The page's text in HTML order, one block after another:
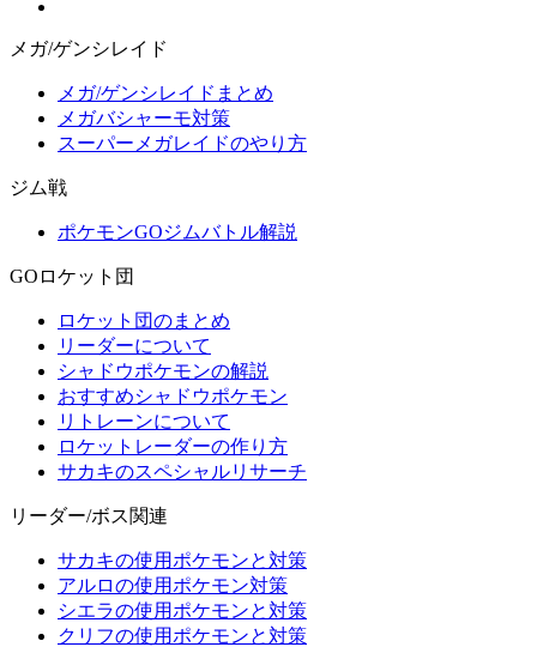
メガ/ゲンシレイド
メガ/ゲンシレイドまとめ
メガバシャーモ対策
スーパーメガレイドのやり方
ジム戦
ポケモンGOジムバトル解説
GOロケット団
ロケット団のまとめ
リーダーについて
シャドウポケモンの解説
おすすめシャドウポケモン
リトレーンについて
ロケットレーダーの作り方
サカキのスペシャルリサーチ
リーダー/ボス関連
サカキの使用ポケモンと対策
アルロの使用ポケモン対策
シエラの使用ポケモンと対策
クリフの使用ポケモンと対策